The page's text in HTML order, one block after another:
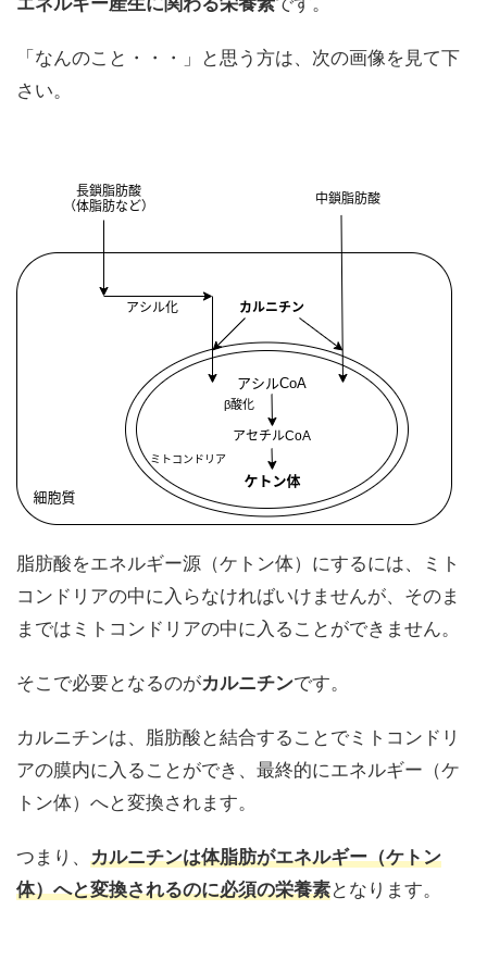
「なんのこと・・・」と思う方は、次の画像を見て下
さい。
脂肪酸をエネルギー源（ケトン体）にするには、ミト
コンドリアの中に入らなければいけませんが、そのま
まではミトコンドリアの中に入ることができません。
そこで必要となるのがカルニチンです。
カルニチンは、脂肪酸と結合することでミトコンドリ
アの膜内に入ることができ、最終的にエネルギー（ケ
トン体）へと変換されます。
つまり、 カルニチンは体脂肪がエネルギー（ケトン
体）へと変換されるのに必須の栄養素となります。